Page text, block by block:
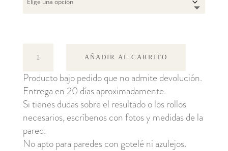
cantidad
AÑADIR AL CARRITO
Producto bajo pedido que no admite devolución.
Entrega en 20 días aproximadamente.
Si tienes dudas sobre el resultado o los rollos
necesarios, escríbenos con fotos y medidas de la
pared.
No apto para paredes con gotelé ni azulejos.